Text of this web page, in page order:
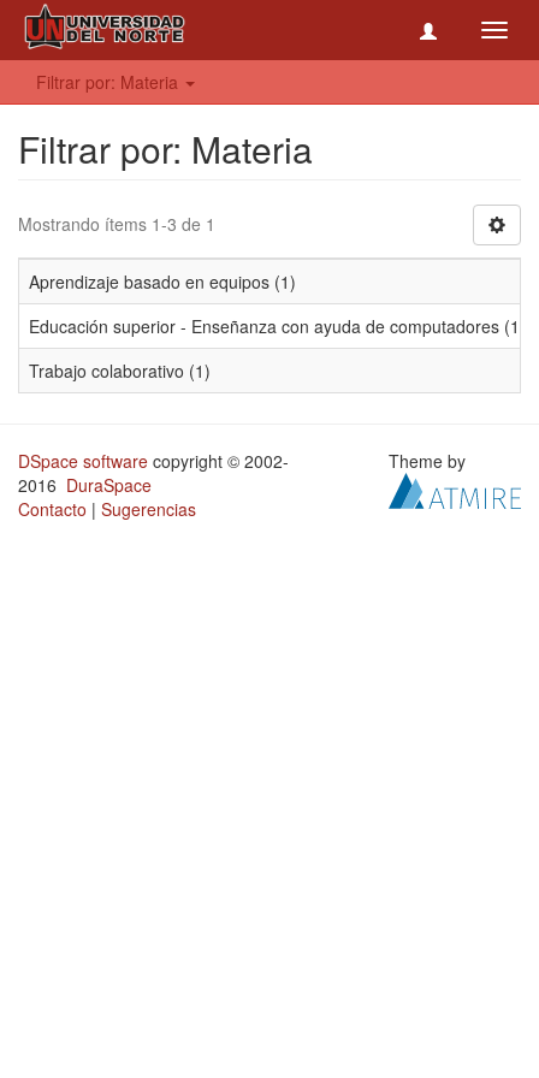
Filtrar por: Materia
Filtrar por: Materia
Mostrando ítems 1-3 de 1
Aprendizaje basado en equipos (1)
Educación superior - Enseñanza con ayuda de computadores (1)
Trabajo colaborativo (1)
DSpace software copyright © 2002-
2016 DuraSpace
Contacto | Sugerencias
Theme by